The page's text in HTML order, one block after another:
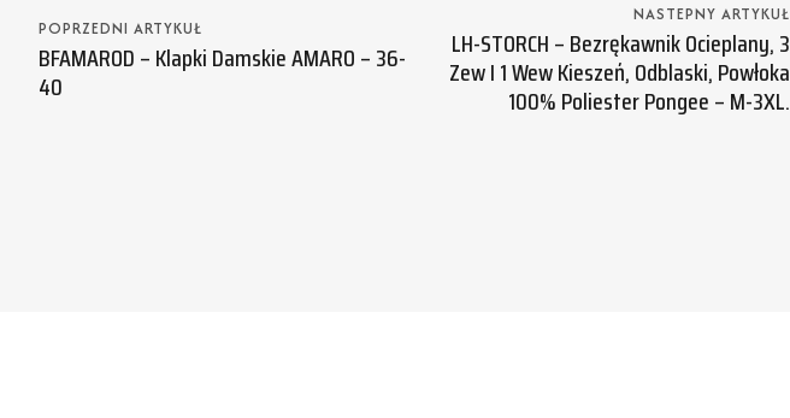
POPRZEDNI ARTYKUŁ
BFAMAROD – Klapki Damskie AMARO – 36-
40
NASTEPNY ARTYKUŁ
LH-STORCH – Bezrękawnik Ocieplany, 3
Zew I 1 Wew Kieszeń, Odblaski, Powłoka
100% Poliester Pongee – M-3XL.